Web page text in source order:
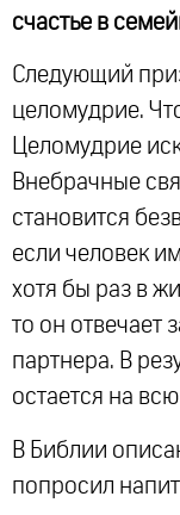
счастье в
Следующий
целомудрие.
Целомудрие
Внебрачные
становится
если человек
хотя бы раз в
то он отвечает
партнера. В
остается на
В Библии
попросил